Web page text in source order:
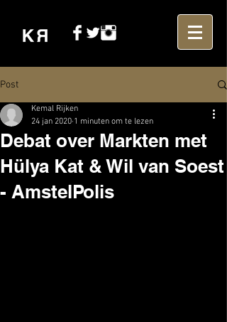
Post
Debat over Markten met
Hülya Kat & Wil van Soest
- AmstelPolis
Kemal Rijken
24 jan 2020 1 minuten om te lezen